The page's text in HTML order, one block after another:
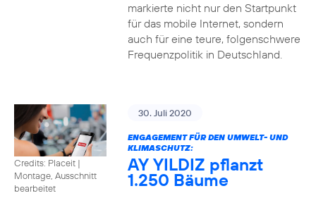
markierte nicht nur den Startpunkt
für das mobile Internet, sondern
auch für eine teure, folgenschwere
Frequenzpolitik in Deutschland.
Credits: Placeit |
Montage, Ausschnitt
bearbeitet
30. Juli 2020
ENGAGEMENT FÜR DEN UMWELT- UND
KLIMASCHUTZ:
AY YILDIZ pflanzt
1.250 Bäume